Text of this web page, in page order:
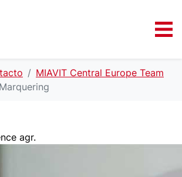
MIAVIT Central Europe Team
agr.